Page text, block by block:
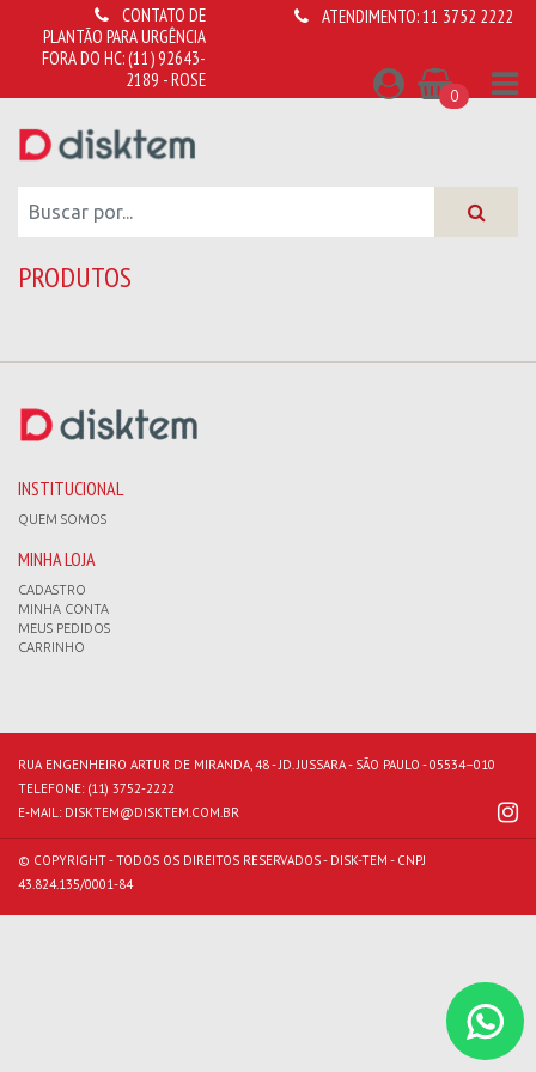
CONTATO DE
PLANTÃO PARA URGÊNCIA
FORA DO HC:(11) 92643-
2189 - ROSE
ATENDIMENTO:11 3752 2222
0
PRODUTOS
INSTITUCIONAL
QUEM SOMOS
MINHA LOJA
CADASTRO
MINHA CONTA
MEUS PEDIDOS
CARRINHO
RUA ENGENHEIRO ARTUR DE MIRANDA, 48 - JD. JUSSARA - SÃO PAULO - 05534–010
TELEFONE: (11) 3752-2222
E-MAIL: DISKTEM@DISKTEM.COM.BR
© COPYRIGHT - TODOS OS DIREITOS RESERVADOS - DISK-TEM - CNPJ
43.824.135/0001-84